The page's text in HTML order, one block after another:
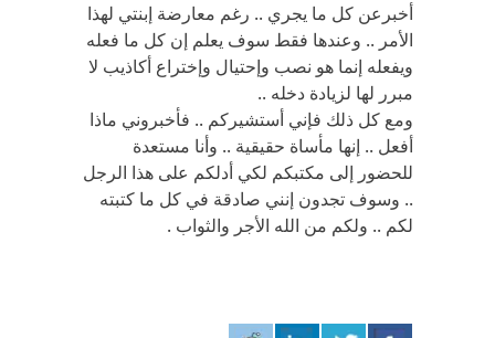
أخبرعن كل ما يجري .. رغم معارضة إبنتي لهذا
الأمر .. وعندها فقط سوف يعلم إن كل ما فعله
ويفعله إنما هو نصب وإحتيال وإختراع أكاذيب لا
مبرر لها لزيادة دخله ..
ومع كل ذلك فإني أستشيركم .. فأخبروني ماذا
أفعل .. إنها مأساة حقيقية .. وأنا مستعدة
للحضور إلى مكتبكم لكي أدلكم على هذا الرجل
.. وسوف تجدون إنني صادقة في كل ما كتبته
لكم .. ولكم من الله الأجر والثواب .